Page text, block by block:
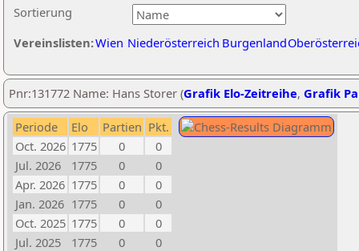
Sortierung
Vereinslisten:Wien Niederösterreich Burgenland
Pnr:131772 Name: Hans Storer (Grafik Elo-Zeitreihe, Grafik
Periode Elo Partien Pkt.
Oct. 2026 1775 0
0
Jul. 2026
1775 0
0
Apr. 2026 1775 0
0
Jan. 2026 1775 0
0
Oct. 2025 1775 0
0
Jul. 2025
1775 0
0